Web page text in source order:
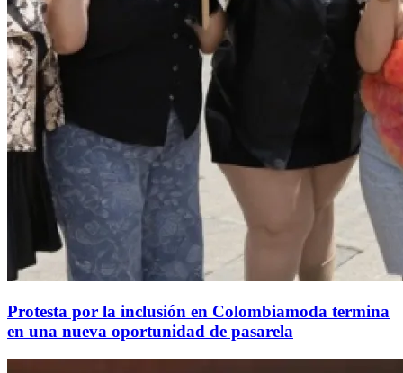
Protesta por la inclusión en Colombiamoda termina
en una nueva oportunidad de pasarela